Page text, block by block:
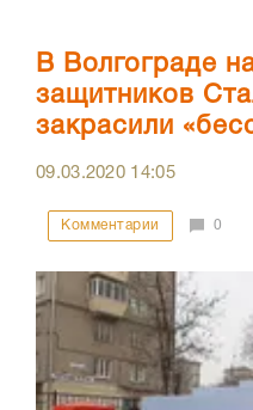
В Волгограде
защитников
закрасили
09.03.2020 14:05
Комментарии 0